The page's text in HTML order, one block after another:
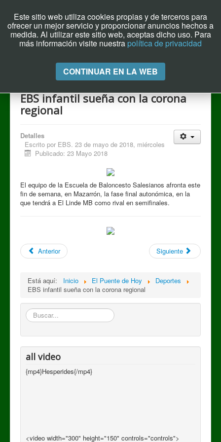
Archivo el Puente de Hoy
Cambiar
navegación
EBS infantil sueña con la corona
regional
Detalles
Escrito por EBS. 23 de mayo de 2018, miércoles
Publicado: 23 Mayo 2018
El equipo de la Escuela de Baloncesto Salesianos afronta este
fin de semana, en Mazarrón, la fase final autonómica, en la
que tendrá a El Linde MB como rival en semifinales.
Anterior Siguiente
Está aquí: Inicio El Puente de Hoy
Deportes
EBS infantil sueña con la corona regional
Buscar
all video
{mp4}Hesperides{/mp4}
<video width="300" height="150" controls="controls">
Este sitio web utiliza cookies propias y de terceros para
ofrecer un mejor servicio y proporcionar anuncios hechos a
medida. Al utilizar este sitio web, aceptas dicho uso. Para
más información visite nuestra política de privacidad
CONTINUAR EN LA WEB